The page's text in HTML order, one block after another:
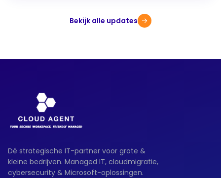
Bekijk alle updates
Dé strategische IT-partner voor grote &
kleine bedrijven. Managed IT, cloudmigratie,
cybersecurity & Microsoft-oplossingen.